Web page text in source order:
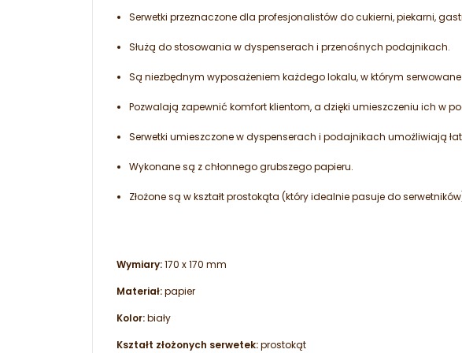
Serwetki przeznaczone dla profesjonalistów do cukierni, piekarni,
Służą do stosowania w dyspenserach i przenośnych podajnikach.
Są niezbędnym wyposażeniem każdego lokalu, w którym
Pozwalają zapewnić komfort klientom, a dzięki umieszczeniu ich w
Serwetki umieszczone w dyspenserach i podajnikach umożliwiają
Wykonane są z chłonnego grubszego papieru.
Złożone są w kształt prostokąta (który idealnie pasuje do
Wymiary:170 x 170 mm
Materiał:papier
Kolor:biały
Kształt złożonych serwetek:prostokąt